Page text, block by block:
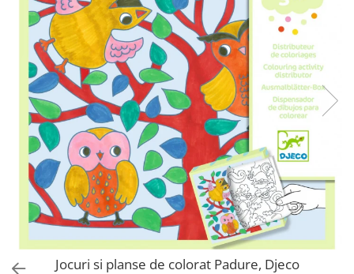
accesorii cărucioare
accesorii scaun auto
accesorii scaun avion
Jocuri si planse de colorat Padure, Djeco